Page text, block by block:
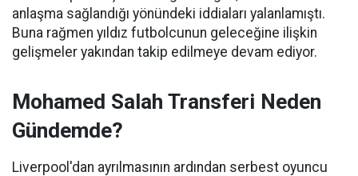
anlaşma sağlandığı yönündeki iddiaları yalanlamıştı.
Buna rağmen yıldız futbolcunun geleceğine ilişkin
gelişmeler yakından takip edilmeye devam ediyor.
Mohamed Salah Transferi Neden
Gündemde?
Liverpool'dan ayrılmasının ardından serbest oyuncu